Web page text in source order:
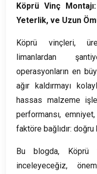
Köprü Vinç
Yeterlik, ve Uzun
Köprü vinçleri,
limanlardan
operasyonların en
ağır kaldırmayı
hassas malzeme
performansı,
faktöre bağlıdır: doğru
Bu blogda, Köprü
inceleyeceğiz,